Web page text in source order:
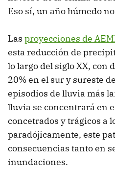
Eso sí, un año húmedo
Las proyecciones de
esta reducción de
lo largo del siglo XX, con
20% en el sur y sureste
episodios de lluvia más
lluvia se concentrará en
concetrados y trágicos a
paradójicamente, este
consecuencias tanto en
inundaciones.